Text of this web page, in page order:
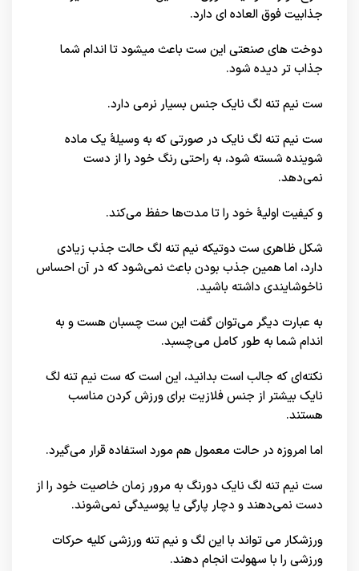
جذابیت فوق العاده ای دارد.
دوخت های صنعتی این ست باعث میشود تا اندام شما
جذاب تر دیده شود.
ست نیم تنه لگ نایک جنس بسیار نرمی دارد.
ست نیم تنه لگ نایک در صورتی که به وسیلۀ یک ماده
شوینده شسته شود، به راحتی رنگ خود را از دست
نمی‌دهد.
و کیفیت اولیۀ خود را تا مدت‌ها حفظ می‌کند.
شکل ظاهری ست دوتیکه نیم تنه لگ حالت جذب زیادی
دارد، اما همین جذب بودن باعث نمی‌شود که در آن احساس
ناخوشایندی داشته باشید.
به عبارت دیگر می‌توان گفت این ست چسبان هست و به
اندام شما به طور کامل می‌چسبد.
نکته‌ای که جالب است بدانید، این است که ست نیم تنه لگ
نایک بیشتر از جنس فلازیت برای ورزش کردن مناسب
هستند.
اما امروزه در حالت معمول هم مورد استفاده قرار می‌گیرد.
ست نیم تنه لگ نایک دورنگ به مرور زمان خاصیت خود را از
دست نمی‌دهند و دچار پارگی یا پوسیدگی نمی‌شوند.
ورزشكار مي تواند با این لگ و نیم تنه ورزشی كليه حركات
ورزشي را با سهولت انجام دهند.